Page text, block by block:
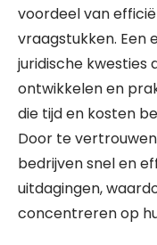
voordeel van
vraagstukken. Een
juridische kwesties
ontwikkelen en
die tijd en kosten
Door te
bedrijven snel en
uitdagingen,
concentreren op